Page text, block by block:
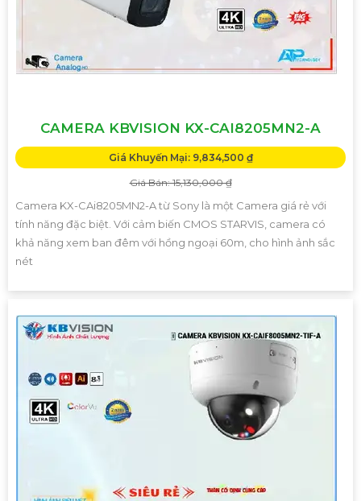
CAMERA KBVISION KX-CAI8205MN2-A
Giá Khuyến Mại: 9,834,500 ₫
Giá Bán: 15,130,000 ₫
Camera KX-CAi8205MN2-A từ Sony là một Camera giá rẻ với
tính năng đặc biệt. Với cảm biến CMOS STARVIS, camera có
khả năng xem ban đêm với hồng ngoại 60m, cho hình ảnh sắc
nét